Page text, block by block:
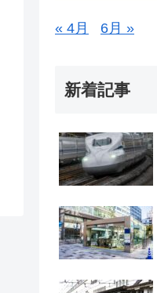
« 4月 6月 »
新着記事